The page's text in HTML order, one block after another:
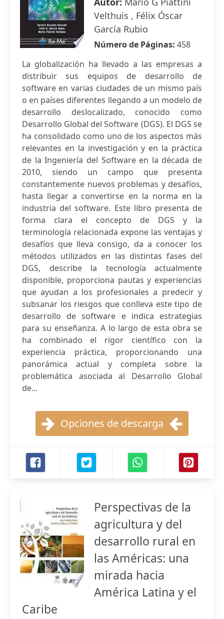
Velthuis , Félix Óscar
García Rubio
Número de Páginas: 458
La globalización ha llevado a las empresas a
distribuir sus equipos de desarrollo de
software en varias ciudades de un mismo país
o en países diferentes llegando a un modelo de
desarrollo deslocalizado, conocido como
Desarrollo Global del Software (DGS). El DGS se
ha consolidado como uno de los aspectos más
relevantes en la investigación y en la práctica
de la Ingeniería del Software en la década de
2010, siendo un campo que presenta
constantemente nuevos problemas y desafíos,
hasta llegar a convertirse en la norma en la
industria del software. Este libro presenta de
forma clara el concepto de DGS y la
terminología relacionada expone las ventajas y
desafíos que lleva consigo, da a conocer los
métodos utilizados en las distintas fases del
DGS, describe la tecnología actualmente
disponible, proporciona pautas y experiencias
que ayudan a los profesionales a predecir y
subsanar los riesgos que conlleva este tipo de
desarrollo de software e indica estrategias
para su enseñanza. A lo largo de esta obra se
ha combinado el rigor científico con la
experiencia práctica, proporcionando una
panorámica actual y completa sobre la
problemática asociada al Desarrollo Global
de...
Opciones de descarga
Perspectivas de la
agricultura y del
desarrollo rural en
las Américas: una
mirada hacia
América Latina y el
Caribe